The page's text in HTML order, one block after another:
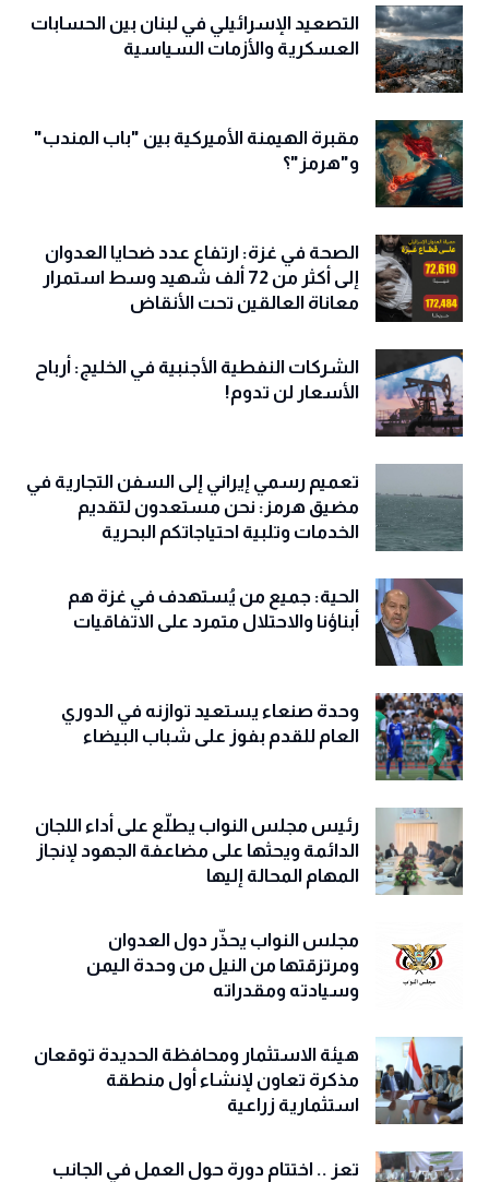
التصعيد الإسرائيلي في لبنان بين الحسابات
العسكرية والأزمات السياسية
مقبرة الهيمنة الأميركية بين "باب المندب"
و"هرمز"؟
الصحة في غزة: ارتفاع عدد ضحايا العدوان
إلى أكثر من 72 ألف شهيد وسط استمرار
معاناة العالقين تحت الأنقاض
الشركات النفطية الأجنبية في الخليج: أرباح
الأسعار لن تدوم!
تعميم رسمي إيراني إلى السفن التجارية في
مضيق هرمز: نحن مستعدون لتقديم
الخدمات وتلبية احتياجاتكم البحرية
الحية: جميع من يُستهدف في غزة هم
أبناؤنا والاحتلال متمرد على الاتفاقيات
وحدة صنعاء يستعيد توازنه في الدوري
العام للقدم بفوز على شباب البيضاء
رئيس مجلس النواب يطلّع على أداء اللجان
الدائمة ويحثها على مضاعفة الجهود لإنجاز
المهام المحالة إليها
مجلس النواب يحذّّر دول العدوان
ومرتزقتها من النيل من وحدة اليمن
وسيادته ومقدراته
هيئة الاستثمار ومحافظة الحديدة توقعان
مذكرة تعاون لإنشاء أول منطقة
استثمارية زراعية
تعز .. اختتام دورة حول العمل في الجانب